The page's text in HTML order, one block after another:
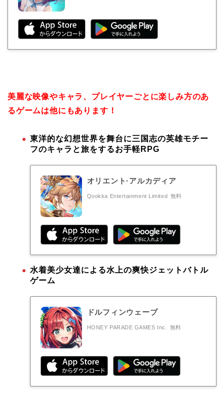
美麗な映像やキャラ、プレイヤーごとに楽しみ方のあ
るゲームは他にもあります！
東洋的な幻想世界を舞台に三国志の英雄モチー
フのキャラと旅をするお手軽RPG
オリエント·アルカディア
Qookka Entertainment Limited 無料
水着美少女達による水上の爽快ジェットバトル
ゲーム
ドルフィンウェーブ
HONEY PARADE GAMES Inc. 無料